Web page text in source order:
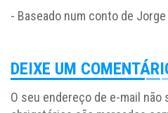
- Baseado num conto de Jorge
DEIXE UM
O seu endereço de e-mail não